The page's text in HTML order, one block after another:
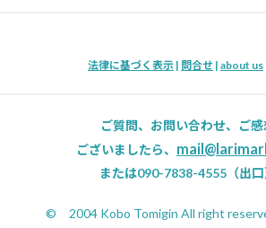
法律に基づく表示 | 問合せ | about us
ご質問、お問い合わせ、ご
ございましたら、
または090-7838-4555（出
© 2004 Kobo Tomigin All right